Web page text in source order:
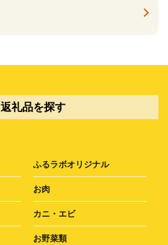
返礼品を探す
ふるラボオリジナル
お肉
カニ・エビ
お野菜類